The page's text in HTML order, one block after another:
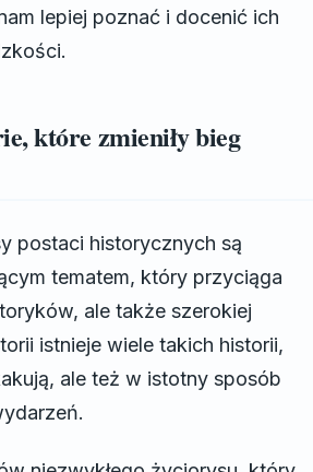
lepiej poznać i docenić ich
które zmieniły bieg
postaci historycznych są
tematem, który przyciąga
ale także szerokiej
istnieje wiele takich historii,
ale też w istotny sposób